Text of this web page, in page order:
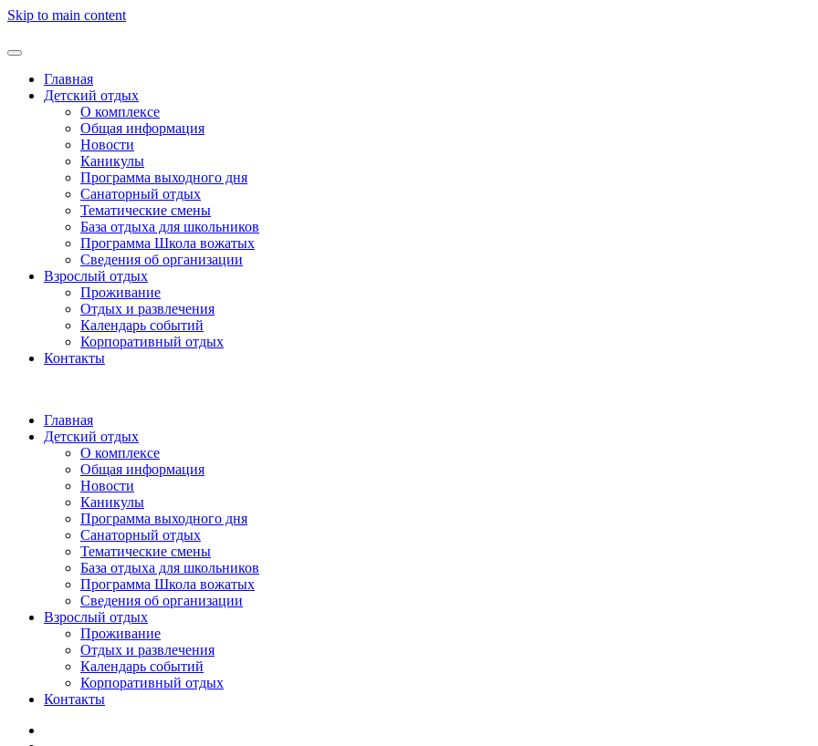
Skip to main content
Главная
Детский отдых
О комплексе
Общая информация
Новости
Каникулы
Программа выходного дня
Санаторный отдых
Тематические смены
База отдыха для школьников
Программа Школа вожатых
Cведения об организации
Взрослый отдых
Проживание
Отдых и развлечения
Календарь событий
Корпоративный отдых
Контакты
Главная
Детский отдых
О комплексе
Общая информация
Новости
Каникулы
Программа выходного дня
Санаторный отдых
Тематические смены
База отдыха для школьников
Программа Школа вожатых
Cведения об организации
Взрослый отдых
Проживание
Отдых и развлечения
Календарь событий
Корпоративный отдых
Контакты